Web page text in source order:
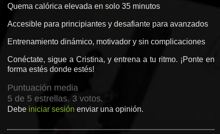
Quema calórica elevada en solo 35 minutos
Accesible para principiantes y desafiante para avanzados
Entrenamiento dinámico, motivador y sin complicaciones
Conéctate, sigue a Cristina, y entrena a tu ritmo. ¡Ponte en
forma estés donde estés!
Puntuación media
5 de 5 estrellas. 3 votos.
Debe iniciar sesión enviar una opinión.